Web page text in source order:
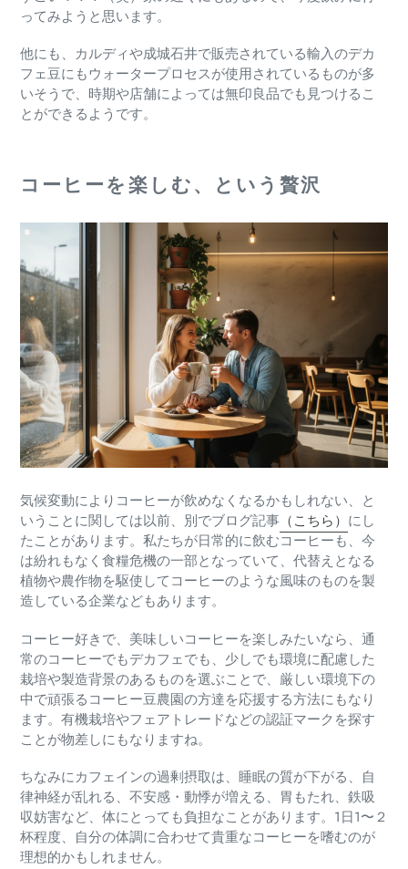
ってみようと思います。
他にも、カルディや成城石井で販売されている輸入のデカ
フェ豆にもウォータープロセスが使用されているものが多
いそうで、時期や店舗によっては無印良品でも見つけるこ
とができるようです。
コーヒーを楽しむ、という贅沢
気候変動によりコーヒーが飲めなくなるかもしれない、と
いうことに関しては以前、別でブログ記事 （こちら） にし
たことがあります。私たちが日常的に飲むコーヒーも、今
は紛れもなく食糧危機の一部となっていて、代替えとなる
植物や農作物を駆使してコーヒーのような風味のものを製
造している企業などもあります。
コーヒー好きで、美味しいコーヒーを楽しみたいなら、通
常のコーヒーでもデカフェでも、少しでも環境に配慮した
栽培や製造背景のあるものを選ぶことで、厳しい環境下の
中で頑張るコーヒー豆農園の方達を応援する方法にもなり
ます。有機栽培やフェアトレードなどの認証マークを探す
ことが物差しにもなりますね。
ちなみにカフェインの過剰摂取は、睡眠の質が下がる、自
律神経が乱れる、不安感・動悸が増える、胃もたれ、鉄吸
収妨害など、体にとっても負担なことがあります。1日1〜２
杯程度、自分の体調に合わせて貴重なコーヒーを嗜むのが
理想的かもしれません。